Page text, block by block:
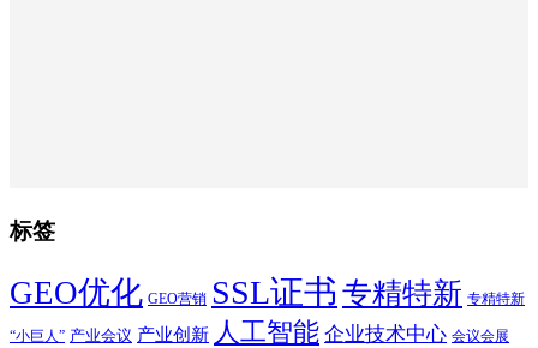
标签
GEO优化 GEO营销 SSL证书 专精特新 专精特新
“小巨人” 产业会议 产业创新 人工智能 企业技术中心 会议会展